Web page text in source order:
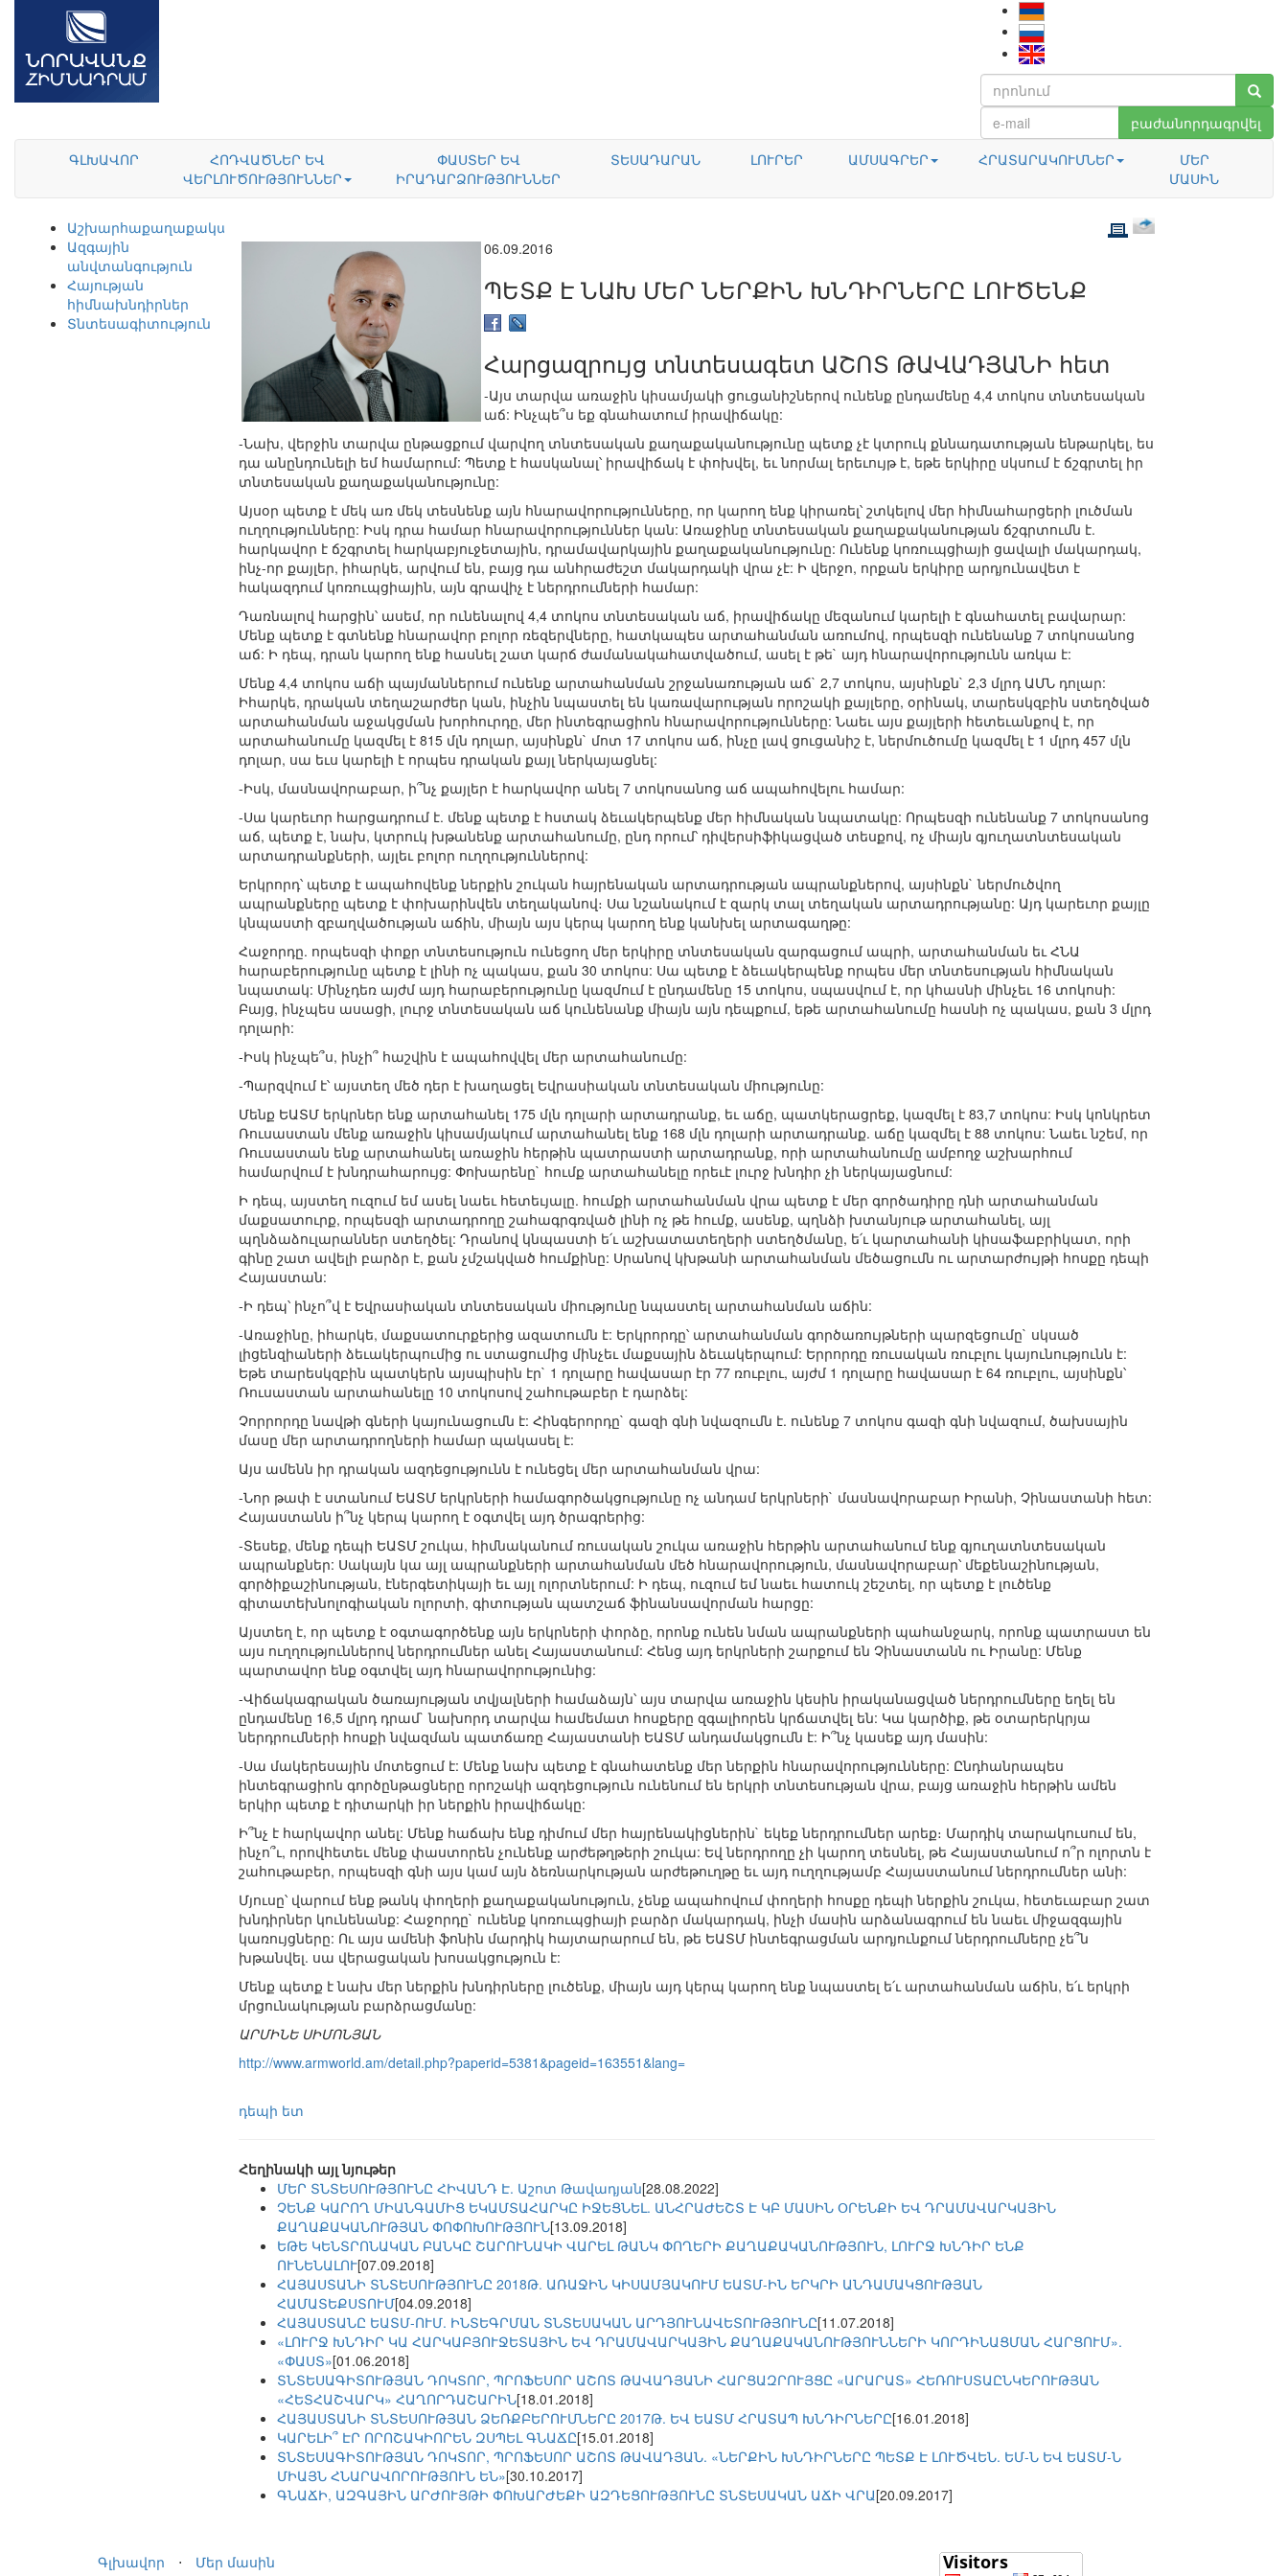
բաժանորդագրվել
ԳԼԽԱՎՈՐ
ՀՈԴՎԱԾՆԵՐ ԵՎ
ՎԵՐԼՈՒԾՈՒԹՅՈՒՆՆԵՐ
ՓԱՍՏԵՐ ԵՎ
ԻՐԱԴԱՐՁՈՒԹՅՈՒՆՆԵՐ
ՏԵՍԱԴԱՐԱՆ ԼՈՒՐԵՐ ԱՄՍԱԳՐԵՐ ՀՐԱՏԱՐԱԿՈՒՄՆԵՐ
ՄԵՐ
ՄԱՍԻՆ
Աշխարհաքաղաքականություն
Ազգային
անվտանգություն
Հայության
հիմնախնդիրներ
Տնտեսագիտություն
06.09.2016
ՊԵՏՔ Է ՆԱԽ ՄԵՐ ՆԵՐՔԻՆ ԽՆԴԻՐՆԵՐԸ ԼՈՒԾԵՆՔ
Հարցազրույց տնտեսագետ ԱՇՈՏ ԹԱՎԱԴՅԱՆԻ հետ
-Այս տարվա առաջին կիսամյակի ցուցանիշներով ունենք ընդամենը 4,4 տոկոս տնտեսական
աճ: Ինչպե՞ս եք գնահատում իրավիճակը:
-Նախ, վերջին տարվա ընթացքում վարվող տնտեսական քաղաքականությունը պետք չէ կտրուկ քննադատության ենթարկել, ես
դա անընդունելի եմ համարում: Պետք է հասկանալ՝ իրավիճակ է փոխվել, եւ նորմալ երեւույթ է, եթե երկիրը սկսում է ճշգրտել իր
տնտեսական քաղաքականությունը:
Այսօր պետք է մեկ առ մեկ տեսնենք այն հնարավորությունները, որ կարող ենք կիրառել՝ շտկելով մեր հիմնահարցերի լուծման
ուղղությունները: Իսկ դրա համար հնարավորություններ կան: Առաջինը տնտեսական քաղաքականության ճշգրտումն է.
հարկավոր է ճշգրտել հարկաբյուջետային, դրամավարկային քաղաքականությունը: Ունենք կոռուպցիայի ցավալի մակարդակ,
ինչ-որ քայլեր, իհարկե, արվում են, բայց դա անհրաժեշտ մակարդակի վրա չէ: Ի վերջո, որքան երկիրը արդյունավետ է
հակազդում կոռուպցիային, այն գրավիչ է ներդրումների համար:
Դառնալով հարցին՝ ասեմ, որ ունենալով 4,4 տոկոս տնտեսական աճ, իրավիճակը մեզանում կարելի է գնահատել բավարար:
Մենք պետք է գտնենք հնարավոր բոլոր ռեզերվները, հատկապես արտահանման առումով, որպեսզի ունենանք 7 տոկոսանոց
աճ: Ի դեպ, դրան կարող ենք հասնել շատ կարճ ժամանակահատվածում, ասել է թե` այդ հնարավորությունն առկա է:
Մենք 4,4 տոկոս աճի պայմաններում ունենք արտահանման շրջանառության աճ` 2,7 տոկոս, այսինքն` 2,3 մլրդ ԱՄՆ դոլար:
Իհարկե, դրական տեղաշարժեր կան, ինչին նպաստել են կառավարության որոշակի քայլերը, օրինակ, տարեսկզբին ստեղծված
արտահանման աջակցման խորհուրդը, մեր ինտեգրացիոն հնարավորությունները: Նաեւ այս քայլերի հետեւանքով է, որ
արտահանումը կազմել է 815 մլն դոլար, այսինքն` մոտ 17 տոկոս աճ, ինչը լավ ցուցանիշ է, ներմուծումը կազմել է 1 մլրդ 457 մլն
դոլար, սա եւս կարելի է որպես դրական քայլ ներկայացնել:
-Իսկ, մասնավորաբար, ի՞նչ քայլեր է հարկավոր անել 7 տոկոսանոց աճ ապահովելու համար:
-Սա կարեւոր հարցադրում է. մենք պետք է հստակ ձեւակերպենք մեր հիմնական նպատակը: Որպեսզի ունենանք 7 տոկոսանոց
աճ, պետք է, նախ, կտրուկ խթանենք արտահանումը, ընդ որում՝ դիվերսիֆիկացված տեսքով, ոչ միայն գյուղատնտեսական
արտադրանքների, այլեւ բոլոր ուղղություններով:
Երկրորդ՝ պետք է ապահովենք ներքին շուկան հայրենական արտադրության ապրանքներով, այսինքն` ներմուծվող
ապրանքները պետք է փոխարինվեն տեղականով։ Սա նշանակում է զարկ տալ տեղական արտադրությանը: Այդ կարեւոր քայլը
կնպաստի զբաղվածության աճին, միայն այս կերպ կարող ենք կանխել արտագաղթը:
Հաջորդը. որպեսզի փոքր տնտեսություն ունեցող մեր երկիրը տնտեսական զարգացում ապրի, արտահանման եւ ՀՆԱ
հարաբերությունը պետք է լինի ոչ պակաս, քան 30 տոկոս: Սա պետք է ձեւակերպենք որպես մեր տնտեսության հիմնական
նպատակ: Մինչդեռ այժմ այդ հարաբերությունը կազմում է ընդամենը 15 տոկոս, սպասվում է, որ կհասնի մինչեւ 16 տոկոսի:
Բայց, ինչպես ասացի, լուրջ տնտեսական աճ կունենանք միայն այն դեպքում, եթե արտահանումը հասնի ոչ պակաս, քան 3 մլրդ
դոլարի:
-Իսկ ինչպե՞ս, ինչի՞ հաշվին է ապահովվել մեր արտահանումը:
-Պարզվում է՝ այստեղ մեծ դեր է խաղացել Եվրասիական տնտեսական միությունը:
Մենք ԵԱՏՄ երկրներ ենք արտահանել 175 մլն դոլարի արտադրանք, եւ աճը, պատկերացրեք, կազմել է 83,7 տոկոս: Իսկ կոնկրետ
Ռուսաստան մենք առաջին կիսամյակում արտահանել ենք 168 մլն դոլարի արտադրանք. աճը կազմել է 88 տոկոս: Նաեւ նշեմ, որ
Ռուսաստան ենք արտահանել առաջին հերթին պատրաստի արտադրանք, որի արտահանումը ամբողջ աշխարհում
համարվում է խնդրահարույց: Փոխարենը` հումք արտահանելը որեւէ լուրջ խնդիր չի ներկայացնում:
Ի դեպ, այստեղ ուզում եմ ասել նաեւ հետեւյալը. հումքի արտահանման վրա պետք է մեր գործադիրը դնի արտահանման
մաքսատուրք, որպեսզի արտադրողը շահագրգռված լինի ոչ թե հումք, ասենք, պղնձի խտանյութ արտահանել, այլ
պղնձաձուլարաններ ստեղծել: Դրանով կնպաստի ե՛ւ աշխատատեղերի ստեղծմանը, ե՛ւ կարտահանի կիսաֆաբրիկատ, որի
գինը շատ ավելի բարձր է, քան չմշակված հումքինը: Սրանով կխթանի արտահանման մեծացումն ու արտարժույթի հոսքը դեպի
Հայաստան:
-Ի դեպ՝ ինչո՞վ է Եվրասիական տնտեսական միությունը նպաստել արտահանման աճին:
-Առաջինը, իհարկե, մաքսատուրքերից ազատումն է: Երկրորդը՝ արտահանման գործառույթների պարզեցումը` սկսած
լիցենզիաների ձեւակերպումից ու ստացումից մինչեւ մաքսային ձեւակերպում: Երրորդը ռուսական ռուբլու կայունությունն է:
Եթե տարեսկզբին պատկերն այսպիսին էր` 1 դոլարը հավասար էր 77 ռուբլու, այժմ 1 դոլարը հավասար է 64 ռուբլու, այսինքն՝
Ռուսաստան արտահանելը 10 տոկոսով շահութաբեր է դարձել:
Չորրորդը նավթի գների կայունացումն է: Հինգերորդը` գազի գնի նվազումն է. ունենք 7 տոկոս գազի գնի նվազում, ծախսային
մասը մեր արտադրողների համար պակասել է:
Այս ամենն իր դրական ազդեցությունն է ունեցել մեր արտահանման վրա:
-Նոր թափ է ստանում ԵԱՏՄ երկրների համագործակցությունը ոչ անդամ երկրների` մասնավորաբար Իրանի, Չինաստանի հետ:
Հայաստանն ի՞նչ կերպ կարող է օգտվել այդ ծրագրերից:
-Տեսեք, մենք դեպի ԵԱՏՄ շուկա, հիմնականում ռուսական շուկա առաջին հերթին արտահանում ենք գյուղատնտեսական
ապրանքներ: Սակայն կա այլ ապրանքների արտահանման մեծ հնարավորություն, մասնավորաբար՝ մեքենաշինության,
գործիքաշինության, էներգետիկայի եւ այլ ոլորտներում: Ի դեպ, ուզում եմ նաեւ հատուկ շեշտել, որ պետք է լուծենք
գիտատեխնոլոգիական ոլորտի, գիտության պատշաճ ֆինանսավորման հարցը:
Այստեղ է, որ պետք է օգտագործենք այն երկրների փորձը, որոնք ունեն նման ապրանքների պահանջարկ, որոնք պատրաստ են
այս ուղղություններով ներդրումներ անել Հայաստանում: Հենց այդ երկրների շարքում են Չինաստանն ու Իրանը: Մենք
պարտավոր ենք օգտվել այդ հնարավորությունից:
-Վիճակագրական ծառայության տվյալների համաձայն՝ այս տարվա առաջին կեսին իրականացված ներդրումները եղել են
ընդամենը 16,5 մլրդ դրամ` նախորդ տարվա համեմատ հոսքերը զգալիորեն կրճատվել են: Կա կարծիք, թե օտարերկրյա
ներդրումների հոսքի նվազման պատճառը Հայաստանի ԵԱՏՄ անդամակցումն է: Ի՞նչ կասեք այդ մասին:
-Սա մակերեսային մոտեցում է: Մենք նախ պետք է գնահատենք մեր ներքին հնարավորությունները: Ընդհանրապես
ինտեգրացիոն գործընթացները որոշակի ազդեցություն ունենում են երկրի տնտեսության վրա, բայց առաջին հերթին ամեն
երկիր պետք է դիտարկի իր ներքին իրավիճակը:
Ի՞նչ է հարկավոր անել: Մենք հաճախ ենք դիմում մեր հայրենակիցներին` եկեք ներդրումներ արեք։ Մարդիկ տարակուսում են,
ինչո՞ւ, որովհետեւ մենք փաստորեն չունենք արժեթղթերի շուկա: Եվ ներդրողը չի կարող տեսնել, թե Հայաստանում ո՞ր ոլորտն է
շահութաբեր, որպեսզի գնի այս կամ այն ձեռնարկության արժեթուղթը եւ այդ ուղղությամբ Հայաստանում ներդրումներ անի:
Մյուսը՝ վարում ենք թանկ փողերի քաղաքականություն, չենք ապահովում փողերի հոսքը դեպի ներքին շուկա, հետեւաբար շատ
խնդիրներ կունենանք: Հաջորդը` ունենք կոռուպցիայի բարձր մակարդակ, ինչի մասին արձանագրում են նաեւ միջազգային
կառույցները: Ու այս ամենի ֆոնին մարդիկ հայտարարում են, թե ԵԱՏՄ ինտեգրացման արդյունքում ներդրումները չե՞ն
խթանվել. սա վերացական խոսակցություն է:
Մենք պետք է նախ մեր ներքին խնդիրները լուծենք, միայն այդ կերպ կարող ենք նպաստել ե՛ւ արտահանման աճին, ե՛ւ երկրի
մրցունակության բարձրացմանը:
ԱՐՄԻՆԵ ՍԻՄՈՆՅԱՆ
http://www.armworld.am/detail.php?paperid=5381&pageid=163551&lang=
դեպի ետ
Հեղինակի այլ նյութեր
ՄԵՐ ՏՆՏԵՍՈՒԹՅՈՒՆԸ ՀԻՎԱՆԴ Է. Աշոտ Թավադյան[28.08.2022]
ՉԵՆՔ ԿԱՐՈՂ ՄԻԱՆԳԱՄԻՑ ԵԿԱՄՏԱՀԱՐԿԸ ԻՋԵՑՆԵԼ. ԱՆՀՐԱԺԵՇՏ Է ԿԲ ՄԱՍԻՆ ՕՐԵՆՔԻ ԵՎ ԴՐԱՄԱՎԱՐԿԱՅԻՆ
ՔԱՂԱՔԱԿԱՆՈՒԹՅԱՆ ՓՈՓՈԽՈՒԹՅՈՒՆ[13.09.2018]
ԵԹԵ ԿԵՆՏՐՈՆԱԿԱՆ ԲԱՆԿԸ ՇԱՐՈՒՆԱԿԻ ՎԱՐԵԼ ԹԱՆԿ ՓՈՂԵՐԻ ՔԱՂԱՔԱԿԱՆՈՒԹՅՈՒՆ, ԼՈՒՐՋ ԽՆԴԻՐ ԵՆՔ
ՈՒՆԵՆԱԼՈՒ[07.09.2018]
ՀԱՅԱՍՏԱՆԻ ՏՆՏԵՍՈՒԹՅՈՒՆԸ 2018Թ. ԱՌԱՋԻՆ ԿԻՍԱՄՅԱԿՈՒՄ ԵԱՏՄ-ԻՆ ԵՐԿՐԻ ԱՆԴԱՄԱԿՑՈՒԹՅԱՆ
ՀԱՄԱՏԵՔՍՏՈՒՄ[04.09.2018]
ՀԱՅԱՍՏԱՆԸ ԵԱՏՄ-ՈՒՄ. ԻՆՏԵԳՐՄԱՆ ՏՆՏԵՍԱԿԱՆ ԱՐԴՅՈՒՆԱՎԵՏՈՒԹՅՈՒՆԸ[11.07.2018]
«ԼՈՒՐՋ ԽՆԴԻՐ ԿԱ ՀԱՐԿԱԲՅՈՒՋԵՏԱՅԻՆ ԵՎ ԴՐԱՄԱՎԱՐԿԱՅԻՆ ՔԱՂԱՔԱԿԱՆՈՒԹՅՈՒՆՆԵՐԻ ԿՈՐԴԻՆԱՑՄԱՆ ՀԱՐՑՈՒՄ».
«ՓԱՍՏ»[01.06.2018]
ՏՆՏԵՍԱԳԻՏՈՒԹՅԱՆ ԴՈԿՏՈՐ, ՊՐՈՖԵՍՈՐ ԱՇՈՏ ԹԱՎԱԴՅԱՆԻ ՀԱՐՑԱԶՐՈՒՅՑԸ «ԱՐԱՐԱՏ» ՀԵՌՈՒՍՏԱԸՆԿԵՐՈՒԹՅԱՆ
«ՀԵՏՀԱՇՎԱՐԿ» ՀԱՂՈՐԴԱՇԱՐԻՆ[18.01.2018]
ՀԱՅԱՍՏԱՆԻ ՏՆՏԵՍՈՒԹՅԱՆ ՁԵՌՔԲԵՐՈՒՄՆԵՐԸ 2017Թ. ԵՎ ԵԱՏՄ ՀՐԱՏԱՊ ԽՆԴԻՐՆԵՐԸ[16.01.2018]
ԿԱՐԵԼԻ՞ ԷՐ ՈՐՈՇԱԿԻՈՐԵՆ ԶՍՊԵԼ ԳՆԱՃԸ[15.01.2018]
ՏՆՏԵՍԱԳԻՏՈՒԹՅԱՆ ԴՈԿՏՈՐ, ՊՐՈՖԵՍՈՐ ԱՇՈՏ ԹԱՎԱԴՅԱՆ. «ՆԵՐՔԻՆ ԽՆԴԻՐՆԵՐԸ ՊԵՏՔ Է ԼՈՒԾՎԵՆ. ԵՄ-Ն ԵՎ ԵԱՏՄ-Ն
ՄԻԱՅՆ ՀՆԱՐԱՎՈՐՈՒԹՅՈՒՆ ԵՆ»[30.10.2017]
ԳՆԱՃԻ, ԱԶԳԱՅԻՆ ԱՐԺՈՒՅԹԻ ՓՈԽԱՐԺԵՔԻ ԱԶԴԵՑՈՒԹՅՈՒՆԸ ՏՆՏԵՍԱԿԱՆ ԱՃԻ ՎՐԱ[20.09.2017]
Գլխավոր ⋅ Մեր մասին